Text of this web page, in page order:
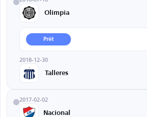
Olimpia
Prêt
2018-12-30
Talleres
2017-02-02
Nacional